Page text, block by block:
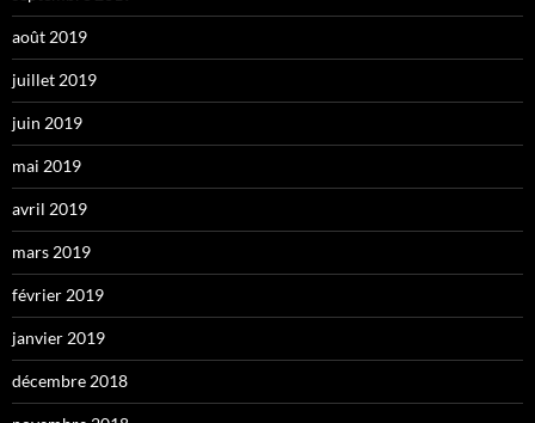
août 2019
juillet 2019
juin 2019
mai 2019
avril 2019
mars 2019
février 2019
janvier 2019
décembre 2018